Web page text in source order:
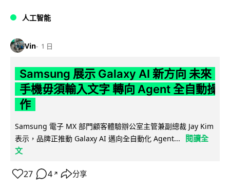
人工智能
Vin 1 日
Samsung 展示 Galaxy AI 新方向 未來
手機毋須輸入文字 轉向 Agent 全自動操
作
Samsung 電子 MX 部門顧客體驗辦公室主管兼副總裁 Jay Kim
表示，品牌正推動 Galaxy AI 邁向全自動化 Agent...
閱讀全
文
27 4 ↗ 分享